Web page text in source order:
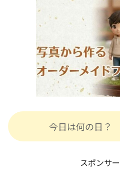
今日は何の日？
スポンサ